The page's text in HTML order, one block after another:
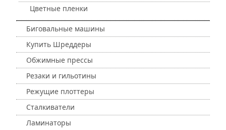
Цветные пленки
Биговальные машины
Купить Шреддеры
Обжимные прессы
Резаки и гильотины
Режущие плоттеры
Сталкиватели
Ламинаторы